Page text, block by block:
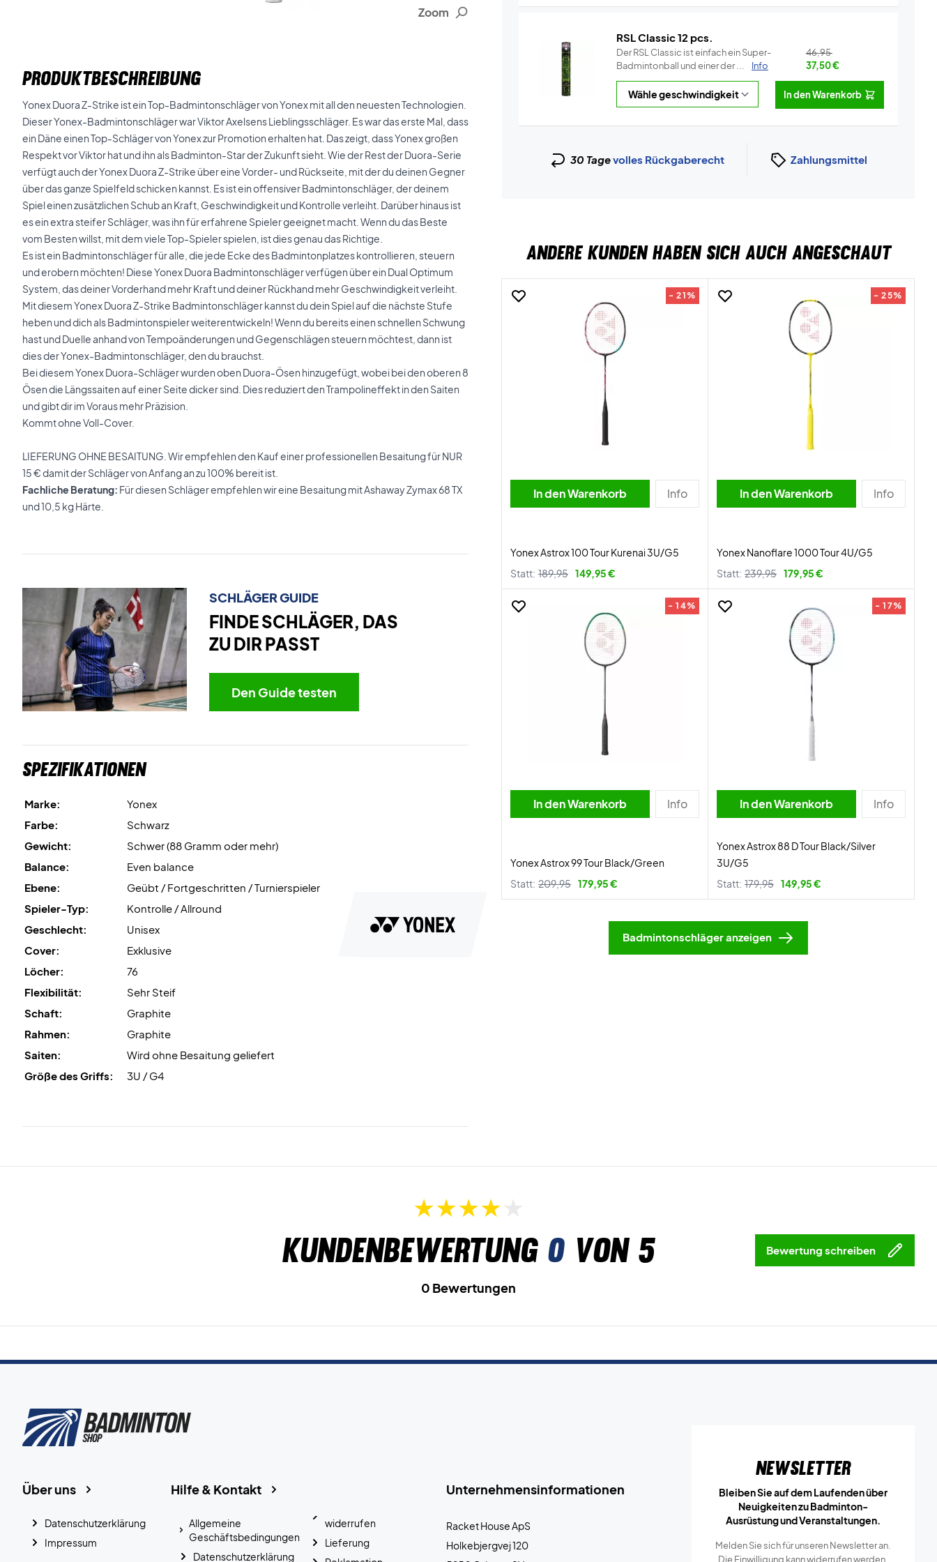
Zoom
PRODUKTBESCHREIBUNG
Yonex Duora Z-Strike ist ein Top-Badmintonschläger von Yonex mit all den neuesten Technologien.
Dieser Yonex-Badmintonschläger war Viktor Axelsens Lieblingsschläger. Es war das erste Mal, dass
ein Däne einen Top-Schläger von Yonex zur Promotion erhalten hat. Das zeigt, dass Yonex großen
Respekt vor Viktor hat und ihn als Badminton-Star der Zukunft sieht. Wie der Rest der Duora-Serie
verfügt auch der Yonex Duora Z-Strike über eine Vorder- und Rückseite, mit der du deinen Gegner
über das ganze Spielfeld schicken kannst. Es ist ein offensiver Badmintonschläger, der deinem
Spiel einen zusätzlichen Schub an Kraft, Geschwindigkeit und Kontrolle verleiht. Darüber hinaus ist
es ein extra steifer Schläger, was ihn für erfahrene Spieler geeignet macht. Wenn du das Beste
vom Besten willst, mit dem viele Top-Spieler spielen, ist dies genau das Richtige.
Es ist ein Badmintonschläger für alle, die jede Ecke des Badmintonplatzes kontrollieren, steuern
und erobern möchten! Diese Yonex Duora Badmintonschläger verfügen über ein Dual Optimum
System, das deiner Vorderhand mehr Kraft und deiner Rückhand mehr Geschwindigkeit verleiht.
Mit diesem Yonex Duora Z-Strike Badmintonschläger kannst du dein Spiel auf die nächste Stufe
heben und dich als Badmintonspieler weiterentwickeln! Wenn du bereits einen schnellen Schwung
hast und Duelle anhand von Tempoänderungen und Gegenschlägen steuern möchtest, dann ist
dies der Yonex-Badmintonschläger, den du brauchst.
Bei diesem Yonex Duora-Schläger wurden oben Duora-Ösen hinzugefügt, wobei bei den oberen 8
Ösen die Längssaiten auf einer Seite dicker sind. Dies reduziert den Trampolineffekt in den Saiten
und gibt dir im Voraus mehr Präzision.
Kommt ohne Voll-Cover.
LIEFERUNG OHNE BESAITUNG. Wir empfehlen den Kauf einer professionellen Besaitung für NUR
15 € damit der Schläger von Anfang an zu 100% bereit ist.
Fachliche Beratung: Für diesen Schläger empfehlen wir eine Besaitung mit Ashaway Zymax 68 TX
und 10,5 kg Härte.
SCHLÄGER GUIDE
FINDE SCHLÄGER, DAS
ZU DIR PASST
Den Guide testen
Spezifikationen
Marke:
Yonex
Farbe:
Schwarz
Gewicht:
Schwer (88 Gramm oder mehr)
Balance:
Even balance
Ebene:
Geübt / Fortgeschritten / Turnierspieler
Spieler-Typ:
Kontrolle / Allround
Geschlecht:
Unisex
Cover:
Exklusive
Löcher:
76
Flexibilität:
Sehr Steif
Schaft:
Graphite
Rahmen:
Graphite
Saiten:
Wird ohne Besaitung geliefert
Größe des Griffs:
3U / G4
RSL Classic 12 pcs.
Der RSL Classic ist einfach ein Super-
Badmintonball und einer der ...
Info
46,95
37,50€
In den Warenkorb
30 Tagevolles Rückgaberecht Zahlungsmittel
ANDERE KUNDEN HABEN SICH AUCH ANGESCHAUT
- 21%
In den Warenkorb Info
Yonex Astrox 100 Tour Kurenai 3U/G5
Statt: 189,95 149,95 €
- 25%
In den Warenkorb Info
Yonex Nanoflare 1000 Tour 4U/G5
Statt: 239,95 179,95 €
- 14%
In den Warenkorb Info
Yonex Astrox 99 Tour Black/Green
Statt: 209,95 179,95 €
- 17%
In den Warenkorb Info
Yonex Astrox 88 D Tour Black/Silver
3U/G5
Statt: 179,95 149,95 €
Badmintonschläger anzeigen
Kundenbewertung 0von 5 Bewertung schreiben
0 Bewertungen
Unternehmensinformationen
Racket House ApS
Holkebjergvej 120
Hilfe & Kontakt
Allgemeine
Geschäftsbedingungen
Datenschutzerklärung
widerrufen
Lieferung
Über uns
Datenschutzerklärung
Impressum
Newsletter
Bleiben Sie auf dem Laufenden über
Neuigkeiten zu Badminton-
Ausrüstung und Veranstaltungen.
Melden Sie sich für unseren Newsletter an.
Die Einwilligung kann widerrufen werden.